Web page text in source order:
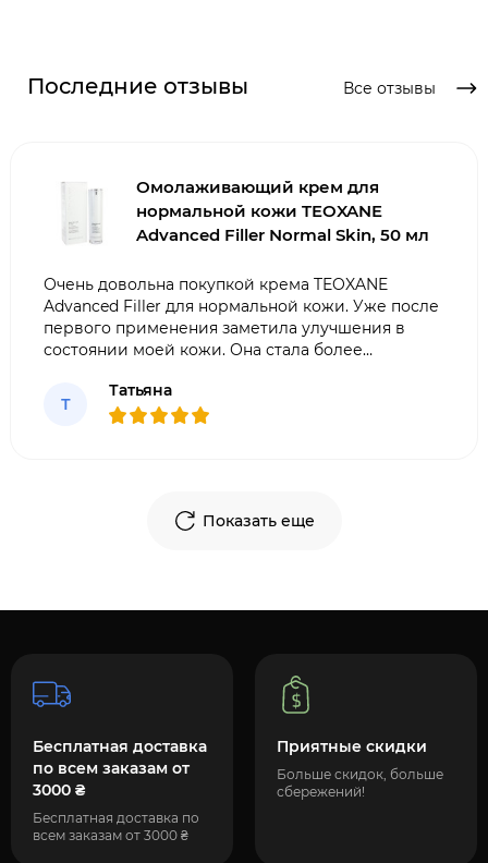
Последние отзывы Все отзывы
Омолаживающий крем для
нормальной кожи TEOXANE
Advanced Filler Normal Skin, 50 мл
Очень довольна покупкой крема TEOXANE
Advanced Filler для нормальной кожи. Уже после
первого применения заметила улучшения в
состоянии моей кожи. Она стала более
впитывается, не оставляет жирности.
Рекомендую всем, кто хочет сохранить
Т
Татьяна
Показать еще
Бесплатная доставка
по всем заказам от
3000 ₴
Бесплатная доставка по
всем заказам от 3000 ₴
Приятные скидки
Больше скидок, больше
сбережений!